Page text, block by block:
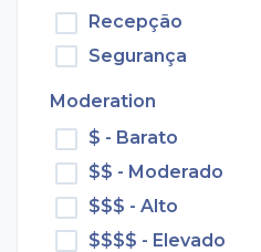
Recepção
Segurança
Moderation
$ - Barato
$$ - Moderado
$$$ - Alto
$$$$ - Elevado